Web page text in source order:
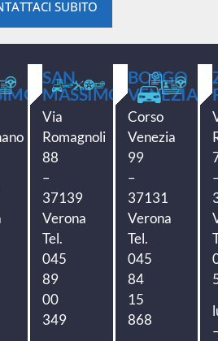
SUBITO
SAN
MASSIMO
Via
Romagnoli
88
–
37139
Verona
Tel.
045
89
00
349
BORGO
VENEZIA
Corso
Venezia
99
–
37131
Verona
Tel.
045
84
15
868